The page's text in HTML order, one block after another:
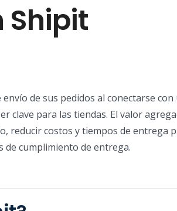
Shipit
de sus pedidos al conectarse
clave para las tiendas. El valor
reducir costos y tiempos de entrega
cumplimiento de entrega.